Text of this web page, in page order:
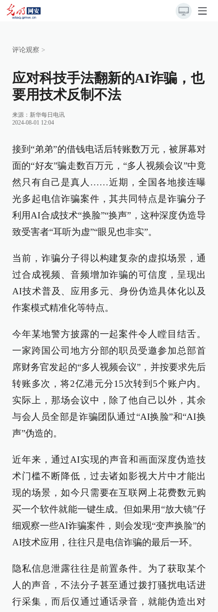
评论观察 >
应对科技手法翻新的AI诈骗，也
要用技术反制不法
来源： 新华每日电讯
2024-08-01 12:04
接到“弟弟”的借钱电话后转账数万元，被屏幕对
面的“好友”骗走数百万元，“多人视频会议”中竟
然只有自己是真人……近期，全国各地接连曝
光多起电信诈骗案件，其共同特点是诈骗分子
利用AI合成技术“换脸”“换声”，这种深度伪造导
致受害者“耳听为虚”“眼见也非实”。
当前，诈骗分子得以构建复杂的虚拟场景，通
过合成视频、音频增加诈骗的可信度，呈现出
AI技术普及、应用多元、身份伪造具体化以及
作案模式精准化等特点。
今年某地警方披露的一起案件令人瞠目结舌。
一家跨国公司地方分部的职员受邀参加总部首
席财务官发起的“多人视频会议”，并按要求先后
转账多次，将2亿港元分15次转到5个账户内。
实际上，那场会议中，除了他自己以外，其余
与会人员全部是诈骗团队通过“AI换脸”和“AI换
声”伪造的。
近年来，通过AI实现的声音和画面深度伪造技
术门槛不断降低，过去诸如影视大片中才能出
现的场景，如今只需要在互联网上花费数元购
买一个软件就能一键生成。但如果用“放大镜”仔
细观察一些AI诈骗案件，则会发现“变声换脸”的
AI技术应用，往往只是电信诈骗的最后一环。
隐私信息泄露往往是前置条件。为了获取某个
人的声音，不法分子甚至通过拨打骚扰电话进
行采集，而后仅通过通话录音，就能伪造出对